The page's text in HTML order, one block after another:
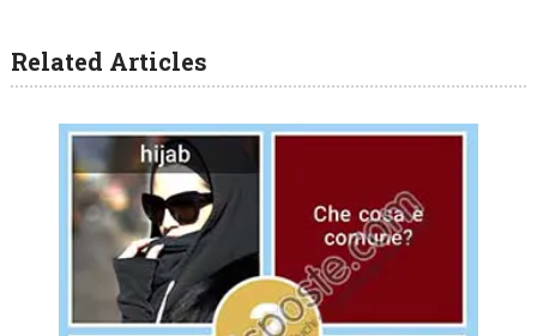
Related Articles